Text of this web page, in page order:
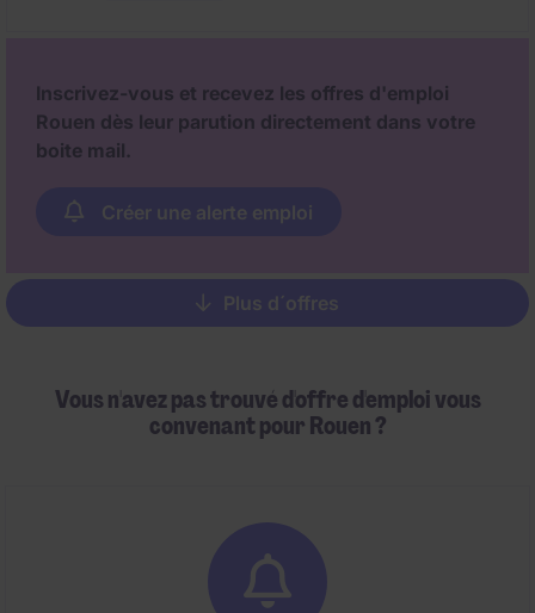
Inscrivez-vous et recevez les offres d'emploi
Rouen dès leur parution directement dans votre
boite mail.
Créer une alerte emploi
Pagination
Plus d´offres
Vous n'avez pas trouvé d'offre d'emploi vous
convenant pour Rouen ?